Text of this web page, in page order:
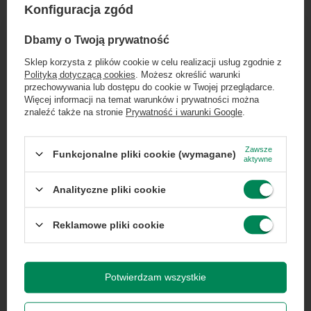
Philips 275B1 27" A
624,00 zł / szt.
Dell Alienware AW3418DW 34'' B
1 045,00 zł / szt.
Dołącz do newslettera Green
Computers
Zgarnij jako pierwszy informacje o zniżkach i
rabatach w naszym sklepie!
...lub zadzwoń od razu, aby odebrać
przy zamówieniu telefonicznym
50 zł rabatu!
Rabat 50 zł przy zamówieniach powyżej 300 zł. Oferta
obejmuje zamówień hurtowych.
na potrzeby newslettera. Więcej wpolityce
Konfiguracja zgód
Dbamy o Twoją prywatność
Sklep korzysta z plików cookie w celu realizacji usług zgodnie z
Polityką dotyczącą cookies . Możesz określić warunki
przechowywania lub dostępu do cookie w Twojej przeglądarce.
Więcej informacji na temat warunków i prywatności można
znaleźć także na stronie Prywatność i warunki Google
Funkcjonalne pliki cookie (wymagane)
Zawsze
aktywne
Analityczne pliki cookie
Reklamowe pliki cookie
Potwierdzam wszystkie